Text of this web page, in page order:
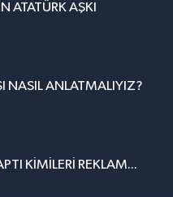
ATATÜRK AŞKI
NASIL ANLATMALIYIZ?
KİMİLERİ REKLAM...